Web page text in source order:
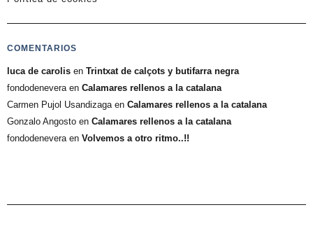
COMENTARIOS
luca de carolis en Trintxat de calçots y butifarra negra
fondodeneveraen Calamares rellenos a la catalana
Carmen Pujol Usandizagaen Calamares rellenos a la catalana
Gonzalo Angosto en Calamares rellenos a la catalana
fondodeneveraen Volvemos a otro ritmo..!!